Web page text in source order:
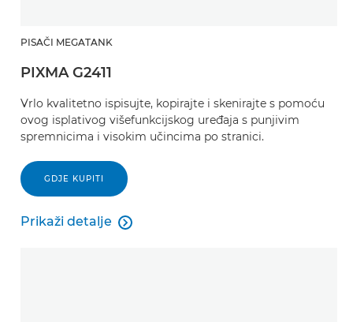
PISAČI MEGATANK
PIXMA G2411
Vrlo kvalitetno ispisujte, kopirajte i skenirajte s pomoću
ovog isplativog višefunkcijskog uređaja s punjivim
spremnicima i visokim učincima po stranici.
GDJE KUPITI
Prikaži detalje
Prikaži detalje
